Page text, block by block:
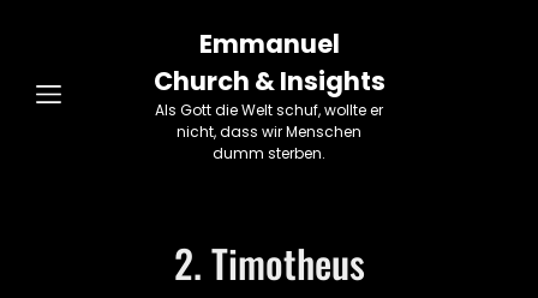
Emmanuel
Church & Insights
Als Gott die Welt schuf, wollte er
nicht, dass wir Menschen
dumm sterben.
2. Timotheus